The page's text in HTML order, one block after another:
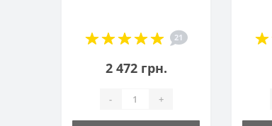
21
2 472 грн.
- +